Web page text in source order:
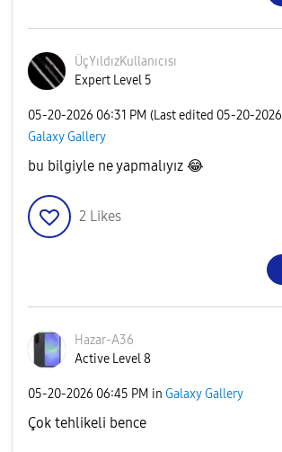
ÜçYıldızKullanıcısı
Expert Level 5
‎05-20-2026 06:31 PM (Last edited ‎05-20-2026
Galaxy Gallery
bu bilgiyle ne yapmalıyız 😂
2 Likes
Hazar-A36
Active Level 8
‎05-20-2026 06:45 PM in Galaxy Gallery
Çok tehlikeli bence